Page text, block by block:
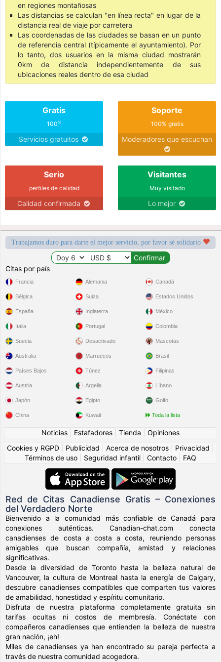
en regiones montañosas
Las distancias se calculan "en línea recta" en lugar de la
distancia real de viaje por carretera
Las coordenadas de las ciudades se basan en un punto
de referencia central (típicamente el ayuntamiento). Por
lo tanto, dos usuarios en la misma ciudad mostrarán
0km de distancia independientemente de sus
ubicaciones reales dentro de esa ciudad
Gratis
100%
Servicios gratuitos
Soporte
100% gratis
Moderadores que escuchan
Serio
perfiles de calidad
Calidad confirmada
Visitantes
Muy visitado
Lo mejor
Trabajamos duro para darte el mejor servicio, por favor sé solidario
Citas por país
Francia
Bélgica
España
Italia
Suecia
Alemania
Suiza
Inglaterra
Portugal
Desactivado
Canadá
Estados Unidos
México
Colombia
Mascotas
Australia
Países Bajos
Austria
Japón
China
Marruecos
Túnez
Argelia
Egipto
Kuwait
Brasil
Filipinas
Líbano
Golfo
Toda la lista
Noticias Estafadores Tienda
Opiniones
Cookies y RGPD
Publicidad Acerca de nosotros Privacidad
Términos de uso
Seguridad infantil Contacto FAQ
Red de Citas Canadiense Gratis – Conexiones
del Verdadero Norte
Bienvenido a la comunidad más confiable de Canadá para
conexiones auténticas. Canadian-chat.com conecta
canadienses de costa a costa a costa, reuniendo personas
amigables que buscan compañía, amistad y relaciones
significativas.
Desde la diversidad de Toronto hasta la belleza natural de
Vancouver, la cultura de Montreal hasta la energía de Calgary,
descubre canadienses compatibles que comparten tus valores
de amabilidad, honestidad y espíritu comunitario.
Disfruta de nuestra plataforma completamente gratuita sin
tarifas ocultas ni costos de membresía. Conéctate con
compañeros canadienses que entienden la belleza de nuestra
gran nación, ¡eh!
Miles de canadienses ya han encontrado su pareja perfecta a
través de nuestra comunidad acogedora.